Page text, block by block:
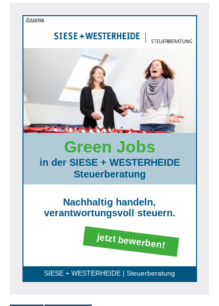
Anzeige
Green Jobs
in der SIESE + WESTERHEIDE
Steuerberatung
Nachhaltig handeln,
verantwortungsvoll steuern.
jetzt bewerben!
SIESE + WESTERHEIDE | Steuerberatung